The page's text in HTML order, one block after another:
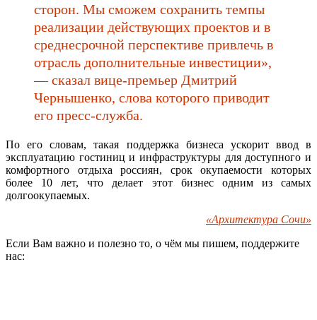
сторон. Мы сможем сохранить темпы
реализации действующих проектов и в
среднесрочной перспективе привлечь в
отрасль дополнительные инвестиции»,
— сказал вице-премьер Дмитрий
Чернышенко, слова которого приводит
его пресс-служба.
По его словам, такая поддержка бизнеса ускорит ввод в
эксплуатацию гостиниц и инфраструктуры для доступного и
комфортного отдыха россиян, срок окупаемости которых
более 10 лет, что делает этот бизнес одним из самых
долгоокупаемых.
«Архитектура Сочи»
Если Вам важно и полезно то, о чём мы пишем, поддержите
нас: